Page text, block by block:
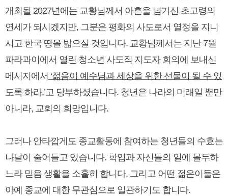
개최될 2027년에는 교황님께서 아흔을 넘기신 초고령의
연세가 되시겠지만, 그분은 평화의 사도로서 열정을 지니
시고 한국 땅을 밟으실 것입니다. 교황님께서는 지난 7월
파라과이에서 열린 청소년 사도직 지도자 회의에 보내신
메시지에서 ‘젊음이 예수님과 세상을 위한 선물이 될 수 있
도록 하라.’고 당부하셨습니다. 청년은 나라의 미래일 뿐만
아니라, 교회의 희망입니다.
그러나 안타깝게도 종교활동에 참여하는 청년들의 수효는
나날이 줄어들고 있습니다. 학업과 자신들의 일에 몰두하
느라 믿음 생활을 소홀히 합니다. 그리고 어떤 젊은이들은
아예 종교에 대한 무관심으로 일관하기도 합니다.